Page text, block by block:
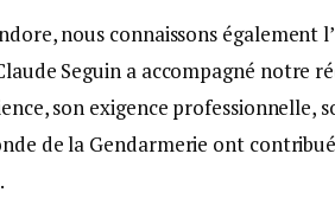
nous connaissons
Seguin a accompagné notre
son exigence professionnelle,
de la Gendarmerie ont